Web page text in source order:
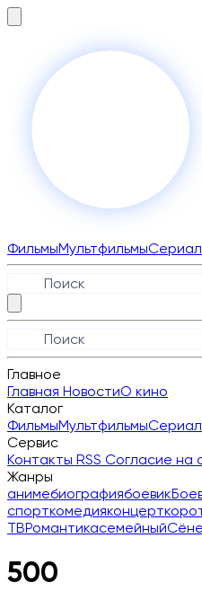
ФильмыМультфильмы
Главное
Главная НовостиО кино
Каталог
ФильмыМультфильмы
Сервис
Контакты RSS Согласие на
Жанры
анимебиографиябоевик
спорткомедияконцерт
ТВРомантикасемейный
500